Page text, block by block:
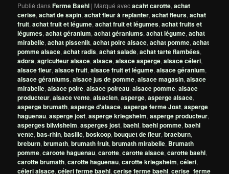
Publié dansFerme Baehl | Marqué avecacaht carotte,achat
cerise,achat de sapin,achat fleur à replanter,achat fleurs,achat
fruit,achat fruit et légume,achat fruit et légumes,achat fruits et
légumes,achat géranium,achat géraniums,achat légume,achat
mirabelle,achat pissenlit,achat poire alsace,achat pomme,achat
pomme alsace,achat radis,achat salade,achat tarte flambées,
adora,agriculteur alsace,alsace,alsace asperge,alsace céleri,
alsace fleur,alsace fruit,alsace fruit et légume,alsace géranium,
alsace géraniums,alsace jus de pomme,alsace magasin,alsace
mirabelle,alsace poire,alsace poireau,alsace pomme,alsace
producteur,alsace vente,alsacien,asperge,asperge alsace,
asperge brumath,asperge d'alsace,asperge ferme Jost,asperge
haguenau,asperge jost,asperge kriegsheim,asperge producteur,
asperges bilwisheim,asperges jost,baehl,baehl pomme,baehl
vente,bas-rhin,basilic,boskoop,bouquet de fleur,braeburn,
breburn,brumath,brumath fruit,brumath mirabelle, Brumath
pomme,caroote haguenau,carotte,carotte alsace,carotte baehl,
carotte brumath,carotte haguenau,carotte kriegsheim,céleri,
céleri alsace,céleri ferme baehl,cerise ferme baehl,cerise_ferme